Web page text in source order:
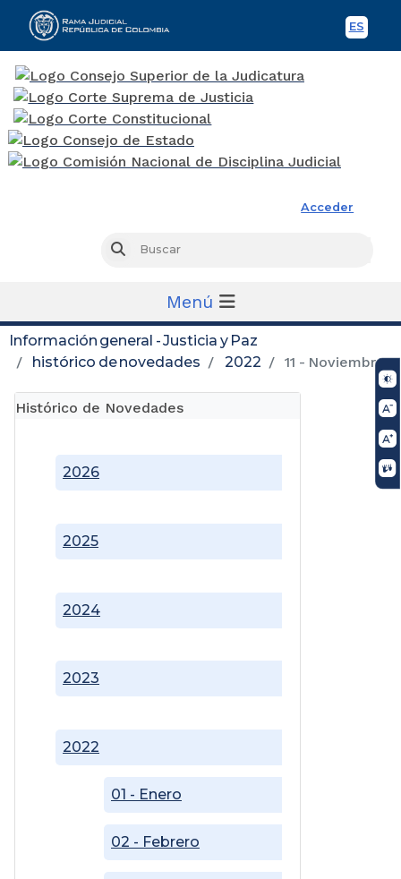
ES
Acceder
Buscar
Menú
Información general - Justicia y Paz
histórico de novedades
2022 11 - Noviembre
Histórico de Novedades
2022
01 - Enero
02 - Febrero
2023
2024
2025
2026